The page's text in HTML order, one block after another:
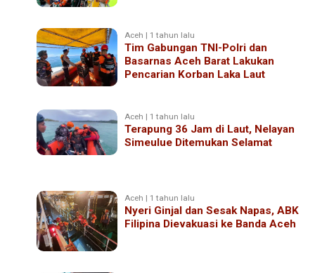
Aceh | 1 tahun lalu
Tim Gabungan TNI-Polri dan
Basarnas Aceh Barat Lakukan
Pencarian Korban Laka Laut
Aceh | 1 tahun lalu
Terapung 36 Jam di Laut, Nelayan
Simeulue Ditemukan Selamat
Aceh | 1 tahun lalu
Nyeri Ginjal dan Sesak Napas, ABK
Filipina Dievakuasi ke Banda Aceh